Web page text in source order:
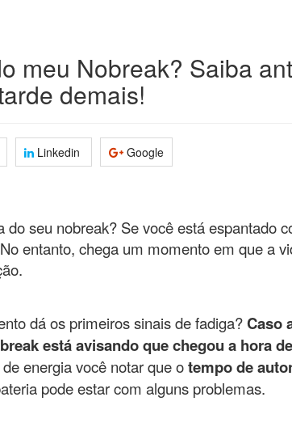
meu Nobreak? Saiba
demais!
Linkedin Google
seu nobreak? Se você está espantado
entanto, chega um momento em que a
dá os primeiros sinais de fadiga?Caso
está avisando que chegou a hora
energia você notar que otempo de
pode estar com alguns problemas.